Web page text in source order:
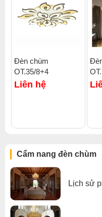
Click để xem thêm chiết
đèn chùm.
Đèn chùm
OT.35/8+4
Liên hệ
Cẩm nang đèn chùm
Lịch sử